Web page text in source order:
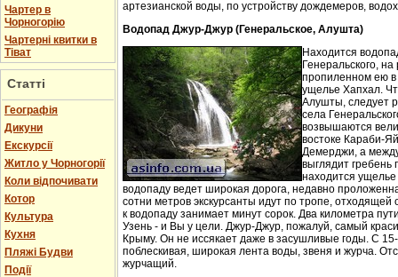
Чартер в
Чорногорію
Чартерні квитки в
Тіват
Статті
Географія
Дикуни
Екскурсії
Житло у Чорногорії
Коли відпочивати
Котор
Культура
Кухня
Пляжі Будви
Події
артезианской воды, по устройству дождемеров,
Водопад Джур-Джур (Генеральское, Алушта)
Находится
Генеральского,
пропиленном ею в
ущелье Хапхал.
Алушты, следует
села
возвышаются
востоке Караби-
Демерджи, а
выглядит гребень
находится
водопаду ведет широкая дорога, недавно
сотни метров экскурсанты идут по тропе, отходящей
к водопаду занимает минут сорок. Два километра
Узень - и Вы у цели. Джур-Джур, пожалуй, самый
Крыму. Он не иссякает даже в засушливые годы. С
поблескивая, широкая лента воды, звеня и журча.
журчащий.